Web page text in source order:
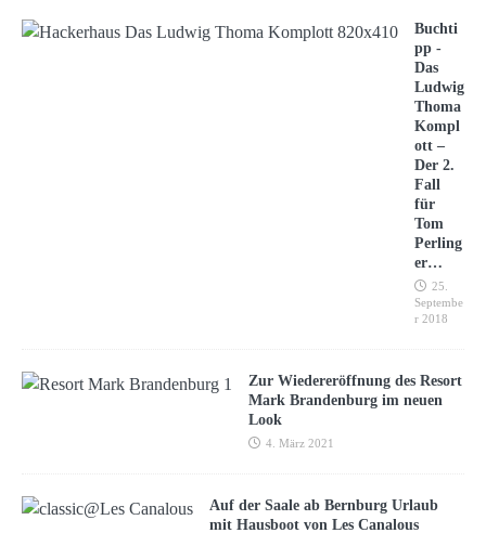
Buchti
pp -
Das
Ludwig
Thoma
Kompl
ott –
Der 2.
Fall
für
Tom
Perling
er…
25.
Septembe
r 2018
Zur Wiedereröffnung des Resort
Mark Brandenburg im neuen
Look
4. März 2021
Auf der Saale ab Bernburg Urlaub
mit Hausboot von Les Canalous